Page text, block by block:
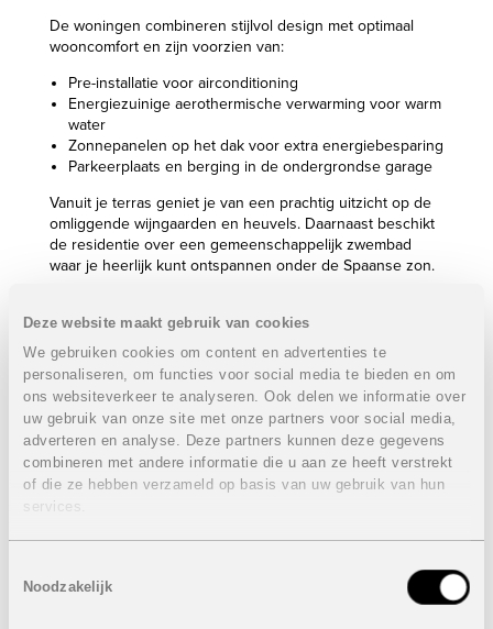
Deze website maakt gebruik van cookies
We gebruiken cookies om content en advertenties te
personaliseren, om functies voor social media te bieden en om
ons websiteverkeer te analyseren. Ook delen we informatie over
uw gebruik van onze site met onze partners voor social media,
adverteren en analyse. Deze partners kunnen deze gegevens
combineren met andere informatie die u aan ze heeft verstrekt
of die ze hebben verzameld op basis van uw gebruik van hun
services.
Noodzakelijk
De woningen combineren stijlvol design met optimaal
wooncomfort en zijn voorzien van:
Pre-installatie voor airconditioning
Energiezuinige aerothermische verwarming voor warm
water
Zonnepanelen op het dak voor extra energiebesparing
Parkeerplaats en berging in de ondergrondse garage
Vanuit je terras geniet je van een prachtig uitzicht op de
omliggende wijngaarden en heuvels. Daarnaast beschikt
de residentie over een gemeenschappelijk zwembad
waar je heerlijk kunt ontspannen onder de Spaanse zon.
2 Badkamers
Bebouwde oppervlakte: van 90 m² tot 134 m²
Terras: van 38 m² tot 42 m²
Ondergrondse autostaanplaats en berging
Prijzen van240.000 eurotot320.000 euro
Eigenschappen appartementen op de eerste
Bebouwde oppervlakte: van 84 m² tot 126 m²